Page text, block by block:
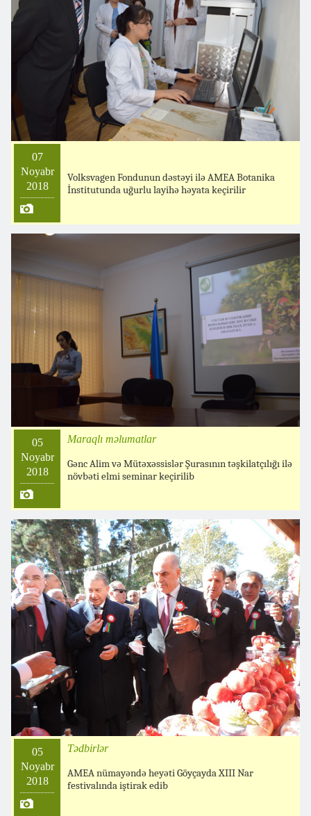
07
Noyabr
2018
Volksvagen Fondunun dəstəyi ilə AMEA Botanika
İnstitutunda uğurlu layihə həyata keçirilir
05
Noyabr
2018
Maraqlı məlumatlar
Gənc Alim və Mütəxəssislər Şurasının təşkilatçılığı ilə
növbəti elmi seminar keçirilib
05
Noyabr
2018
Tədbirlər
AMEA nümayəndə heyəti Göyçayda XIII Nar
festivalında iştirak edib